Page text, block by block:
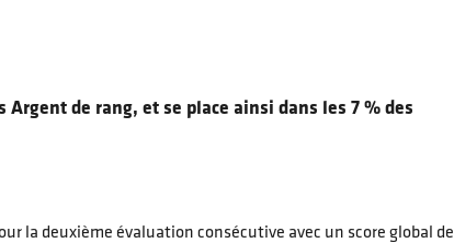
de rang, et se place ainsi dans les 7 % des
la deuxième évaluation consécutive avec un score global de